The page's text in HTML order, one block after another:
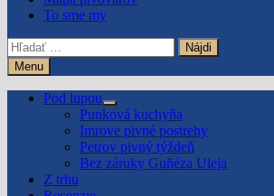
To sme my
Hľadať:
Menu
Pod lupou
Show
sub
menu
Punková kuchyňa
Imrove pivné postrehy
Petrov pivný týždeň
Bez záruky Guñéza Uleja
Z trhu